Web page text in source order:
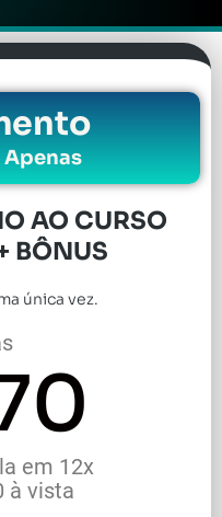
AO CURSO
BÔNUS
única vez.
em 12x
à vista